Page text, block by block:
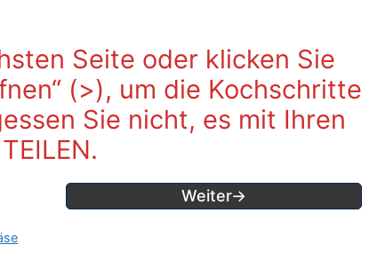
Seite oder klicken Sie
(>), um die Kochschritte
Sie nicht, es mit Ihren
Weiter→